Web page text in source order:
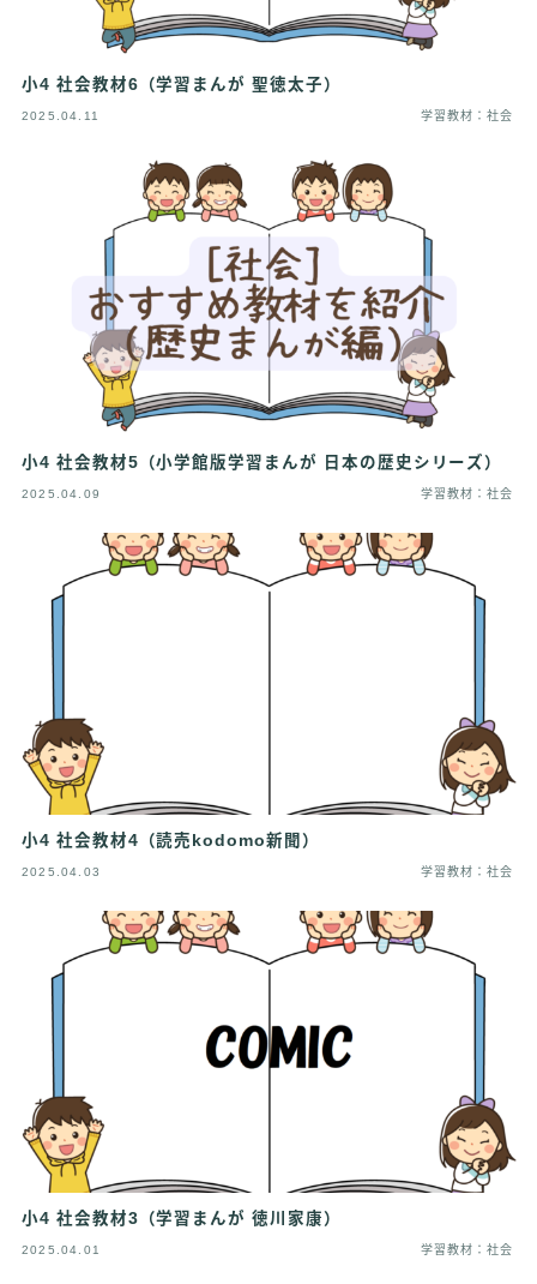
小4 社会教材6（学習まんが 聖徳太子）
2025.04.11 学習教材：社会
小4 社会教材5（小学館版学習まんが 日本の歴史シリーズ）
2025.04.09 学習教材：社会
小4 社会教材4（読売kodomo新聞）
2025.04.03 学習教材：社会
小4 社会教材3（学習まんが 徳川家康）
2025.04.01 学習教材：社会